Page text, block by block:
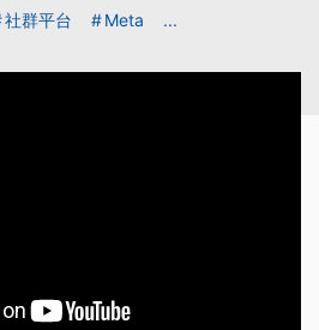
社群平台 Meta ...